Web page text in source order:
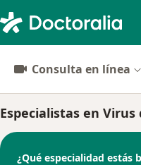
Consulta en línea
Especialistas en
¿Qué especialidad estás